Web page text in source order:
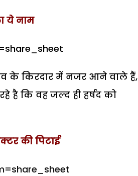
ये नाम
के किरदार में नजर आने वाले हैं,
है कि वह जल्द ही हर्षद को
की पिटाई